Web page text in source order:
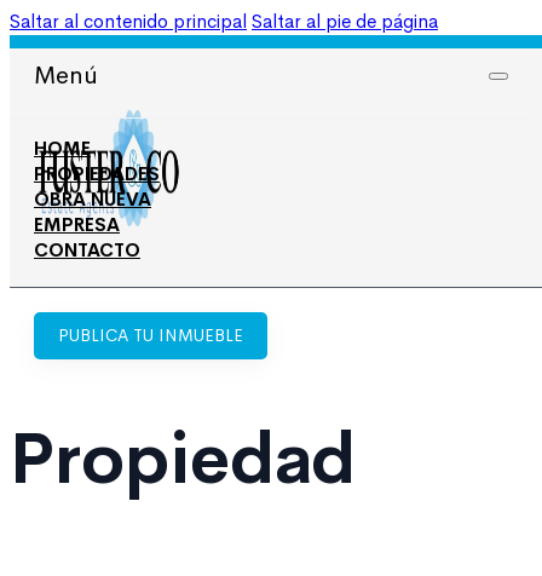
Saltar al contenido principal Saltar al pie de página
Menú
HOME
PROPIEDADES
OBRA NUEVA
EMPRESA
CONTACTO
PUBLICA TU INMUEBLE
Propiedad